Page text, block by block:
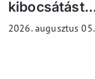
2026. augusztus 05.